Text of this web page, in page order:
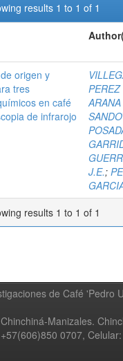
results 1 to 1 of 1
origen y
tres
en café
de infrarojo
PEREZ
J.E.;
results 1 to 1 of 1
de Café 'Pedro
Manizales.
0707,